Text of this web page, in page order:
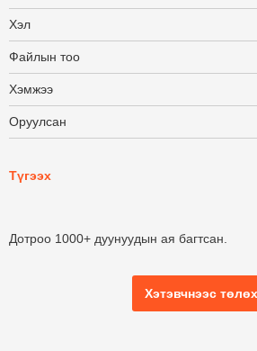
Хэл
Файлын тоо
Хэмжээ
Оруулсан
Түгээх
Дотроо 1000+ дуунуудын ая багтсан.
Хэтэвчнээс төлөх